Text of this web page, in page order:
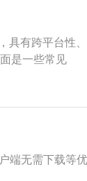
具有跨平台性
是一些常见
端无需下载等